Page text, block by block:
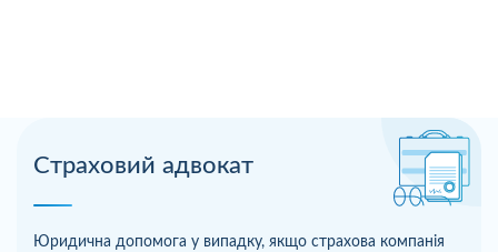
Страховий адвокат
Юридична допомога у випадку, якщо страхова компанія